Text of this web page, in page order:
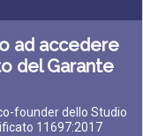
ad accedere
del Garante
founder dello Studio
11697:2017